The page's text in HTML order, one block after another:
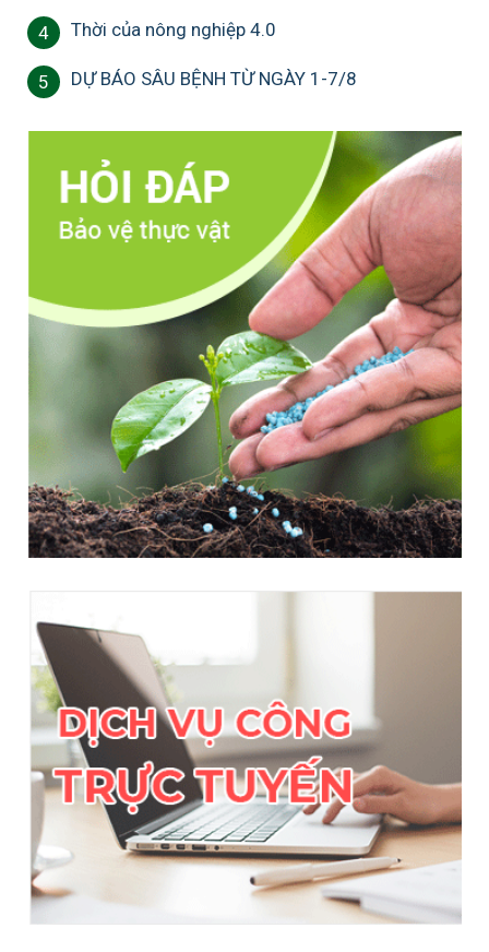
4 Thời của nông nghiệp 4.0
5 DỰ BÁO SÂU BỆNH TỪ NGÀY 1-7/8